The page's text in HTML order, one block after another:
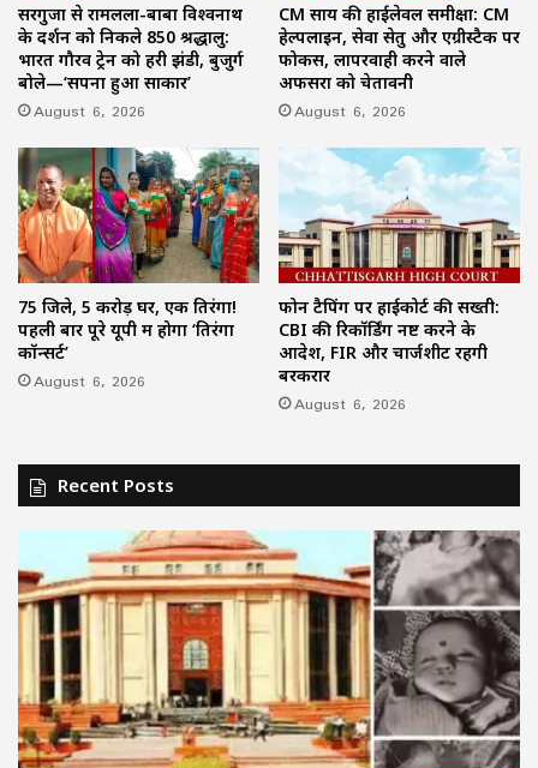
सरगुजा से रामलला-बाबा विश्वनाथ
के दर्शन को निकले 850 श्रद्धालु:
भारत गौरव ट्रेन को हरी झंडी, बुजुर्ग
बोले—‘सपना हुआ साकार’
August 6, 2026
CM साय की हाईलेवल समीक्षा: CM
हेल्पलाइन, सेवा सेतु और एग्रीस्टैक पर
फोकस, लापरवाही करने वाले
अफसरों को चेतावनी
August 6, 2026
75 जिले, 5 करोड़ घर, एक तिरंगा!
पहली बार पूरे यूपी में होगा ‘तिरंगा
कॉन्सर्ट’
August 6, 2026
फोन टैपिंग पर हाईकोर्ट की सख्ती:
CBI की रिकॉर्डिंग नष्ट करने के
आदेश, FIR और चार्जशीट रहेंगी
बरकरार
August 6, 2026
Recent Posts